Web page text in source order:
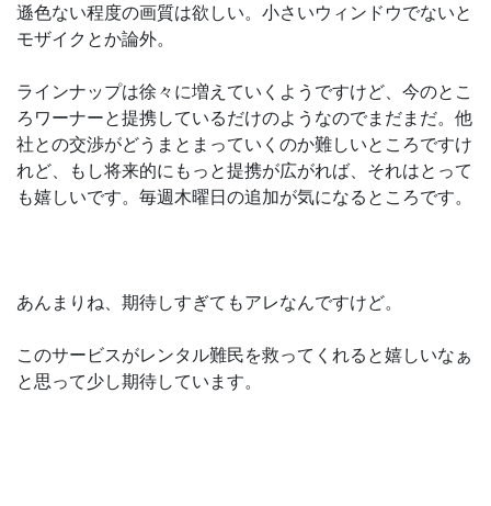
遜色ない程度の画質は欲しい。小さいウィンドウでないと
モザイクとか論外。
ラインナップは徐々に増えていくようですけど、今のとこ
ろワーナーと提携しているだけのようなのでまだまだ。他
社との交渉がどうまとまっていくのか難しいところですけ
れど、もし将来的にもっと提携が広がれば、それはとって
も嬉しいです。毎週木曜日の追加が気になるところです。
あんまりね、期待しすぎてもアレなんですけど。
このサービスがレンタル難民を救ってくれると嬉しいなぁ
と思って少し期待しています。